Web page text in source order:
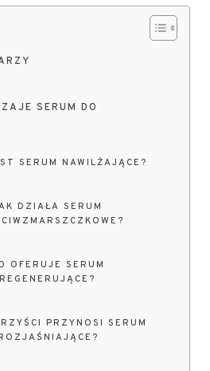
SERUM DO
SERUM NAWILŻAJĄCE?
DZIAŁA SERUM
OFERUJE SERUM
REGENERUJĄCE?
PRZYNOSI SERUM